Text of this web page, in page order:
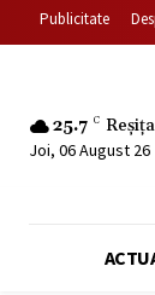
Publicitate
25.7 C Reșița
Joi, 06 August 26